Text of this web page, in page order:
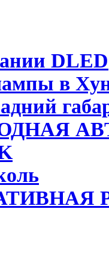
DLED
в